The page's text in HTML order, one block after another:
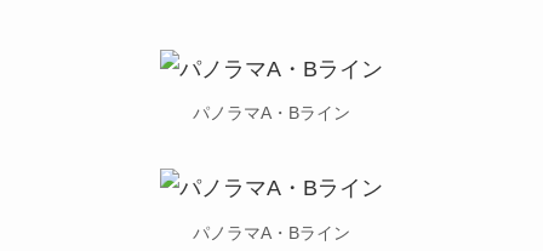
パノラマA・Bライン
パノラマA・Bライン